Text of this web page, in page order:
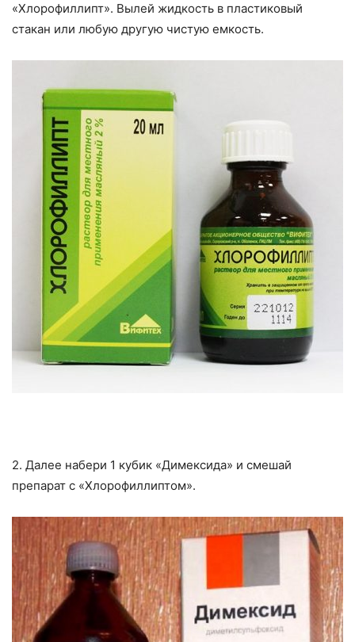
«Хлорофиллипт». Вылей жидкость в пластиковый
стакан или любую другую чистую емкость.
2. Далее набери 1 кубик «Димексида» и смешай
препарат с «Хлорофиллиптом».